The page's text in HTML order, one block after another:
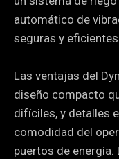
automático de
seguras y
Las ventajas del
diseño compacto
difíciles, y detalles
comodidad del
puertos de